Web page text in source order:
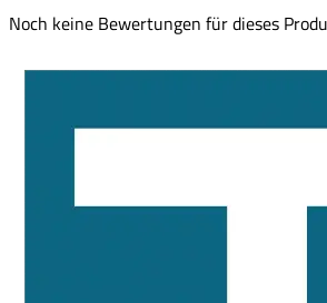
Noch keine Bewertungen für dieses